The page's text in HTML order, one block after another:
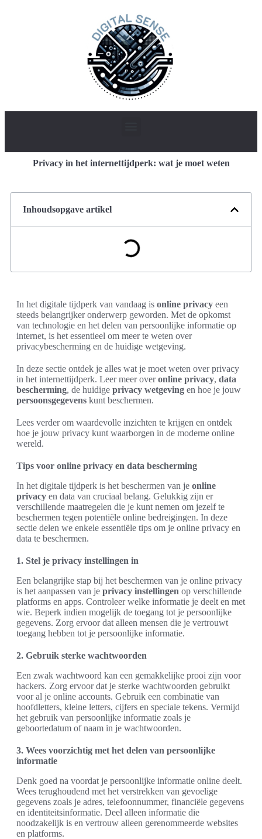
Privacy in het internettijdperk: wat je moet weten
Inhoudsopgave artikel
In het digitale tijdperk van vandaag is online privacy een
steeds belangrijker onderwerp geworden. Met de opkomst
van technologie en het delen van persoonlijke informatie op
internet, is het essentieel om meer te weten over
privacybescherming en de huidige wetgeving.
In deze sectie ontdek je alles wat je moet weten over privacy
in het internettijdperk. Leer meer overonline privacy, data
bescherming, de huidige privacy wetgeving en hoe je jouw
persoonsgegevens kunt beschermen.
Lees verder om waardevolle inzichten te krijgen en ontdek
hoe je jouw privacy kunt waarborgen in de moderne online
wereld.
Tips voor online privacy en data bescherming
In het digitale tijdperk is het beschermen van je online
privacy en data van cruciaal belang. Gelukkig zijn er
verschillende maatregelen die je kunt nemen om jezelf te
beschermen tegen potentiële online bedreigingen. In deze
sectie delen we enkele essentiële tips om je online privacy en
data te beschermen.
1. Stel je privacy instellingen in
Een belangrijke stap bij het beschermen van je online privacy
is het aanpassen van je privacy instellingen op verschillende
platforms en apps. Controleer welke informatie je deelt en met
wie. Beperk indien mogelijk de toegang tot je persoonlijke
gegevens. Zorg ervoor dat alleen mensen die je vertrouwt
toegang hebben tot je persoonlijke informatie.
2. Gebruik sterke wachtwoorden
Een zwak wachtwoord kan een gemakkelijke prooi zijn voor
hackers. Zorg ervoor dat je sterke wachtwoorden gebruikt
voor al je online accounts. Gebruik een combinatie van
hoofdletters, kleine letters, cijfers en speciale tekens. Vermijd
het gebruik van persoonlijke informatie zoals je
geboortedatum of naam in je wachtwoorden.
3. Wees voorzichtig met het delen van persoonlijke
informatie
Denk goed na voordat je persoonlijke informatie online deelt.
Wees terughoudend met het verstrekken van gevoelige
gegevens zoals je adres, telefoonnummer, financiële gegevens
en identiteitsinformatie. Deel alleen informatie die
noodzakelijk is en vertrouw alleen gerenommeerde websites
en platforms.